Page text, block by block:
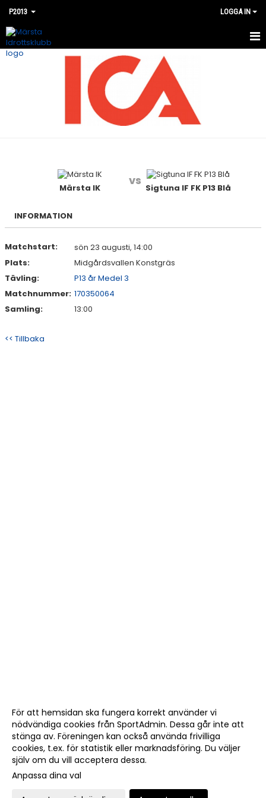
P2013 LOGGA IN
HEM
KONTAKT
Märsta IK
vs
Sigtuna IF FK P13 Blå
INFORMATION
Matchstart:
sön 23 augusti, 14:00
Plats:
Midgårdsvallen Konstgräs
Tävling:
P13 år Medel 3
Matchnummer: 170350064
Samling:
13:00
<< Tillbaka
För att hemsidan ska fungera korrekt använder vi
nödvändiga cookies från SportAdmin. Dessa går inte att
stänga av. Föreningen kan också använda frivilliga
cookies, t.ex. för statistik eller marknadsföring. Du väljer
själv om du vill acceptera dessa.
Anpassa dina val